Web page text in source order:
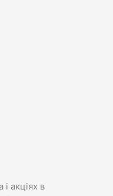
акціях в